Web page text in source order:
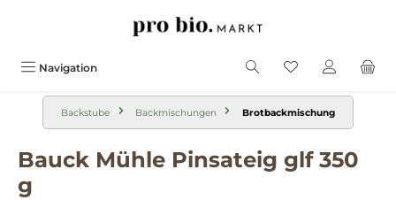
Navigation
Backstube Backmischungen Brotbackmischung
Bauck Mühle Pinsateig glf 350
g